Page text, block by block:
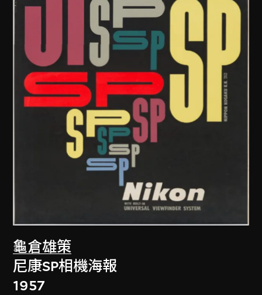
龜倉雄策
尼康SP相機海報
1957